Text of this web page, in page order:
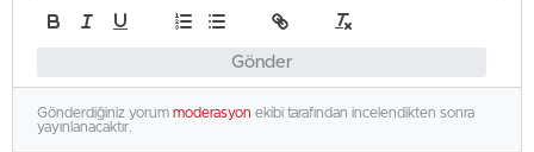
Gönder
Gönderdiğiniz yorum moderasyon ekibi tarafından incelendikten sonra
yayınlanacaktır.